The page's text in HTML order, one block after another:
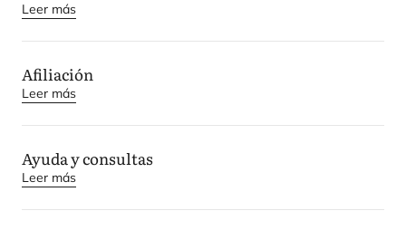
Leer más
Afiliación
Leer más
Ayuda y consultas
Leer más